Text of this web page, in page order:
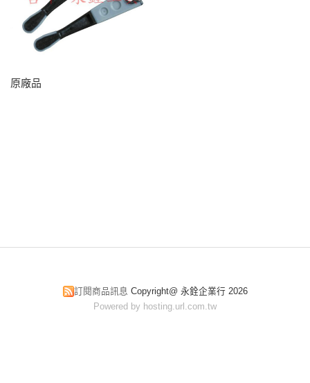
原廠品
訂閱商品訊息 Copyright@ 永銓企業行 2026
Powered by hosting.url.com.tw